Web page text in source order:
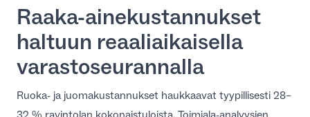
Raaka-ainekustannukset
haltuun reaaliaikaisella
varastoseurannalla
Ruoka- ja juomakustannukset haukkaavat tyypillisesti 28–